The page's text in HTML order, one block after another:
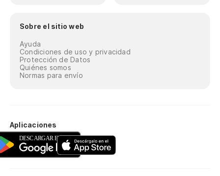
Sobre el sitio web
Ayuda
Condiciones de uso y privacidad
Protección de Datos
Quiénes somos
Normas para envío
Aplicaciones